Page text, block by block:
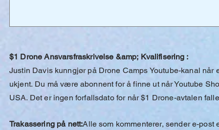
$1 Drone Ansvarsfraskrivelse &amp; Kvalifisering :
Justin Daviskunngjør på Drone Camps Youtube-kanal når
ukjent. Du må være abonnent for å finne ut når Youtube
USA. Det er ingen forfallsdato for når $1 Drone-avtalen
Trakassering på nett:Alle som kommenterer, sender e-post